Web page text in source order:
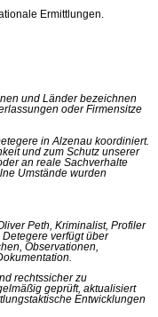
Ermittlungen.
und Länder bezeichnen
oder Firmensitze
in Alzenau koordiniert.
und zum Schutz unserer
an reale Sachverhalte
Umstände wurden
Peth, Kriminalist, Profiler
verfügt über
Observationen,
rechtssicher zu
geprüft, aktualisiert
Entwicklungen